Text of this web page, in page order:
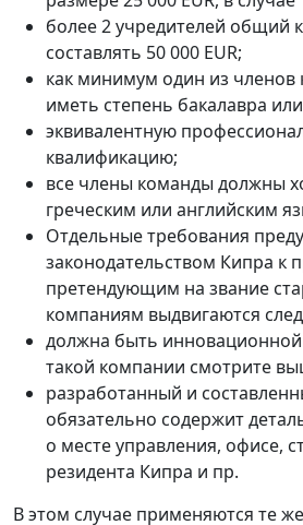
более 2 учредителей общий
составлять 50 000 EUR;
как минимум один из
иметь степень бакалавра или
эквивалентную
квалификацию;
все члены команды должны
греческим или английским
Отдельные требования
законодательством Кипра к
претендующим на звание
компаниям выдвигаются
должна быть
такой компании смотрите
разработанный и
обязательно содержит
о месте управления, офисе,
резидента Кипра и пр.
В этом случае применяются те